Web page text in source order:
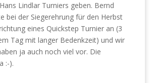
Lindlar Turniers geben. Bernd
bei der Siegerehrung für den Herbst
eines Quickstep Turnier an (3
Tag mit langer Bedenkzeit) und wir
ja auch noch viel vor. Die
:-).